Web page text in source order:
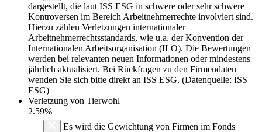
dargestellt, die laut ISS ESG in schwere oder sehr schwere
Kontroversen im Bereich Arbeitnehmerrechte involviert sind.
Hierzu zählen Verletzungen internationaler
Arbeitnehmerrechtsstandards, wie u.a. der Konvention der
Internationalen Arbeitsorganisation (ILO). Die Bewertungen
werden bei relevanten neuen Informationen oder mindestens
jährlich aktualisiert. Bei Rückfragen zu den Firmendaten
wenden Sie sich bitte direkt an ISS ESG. (Datenquelle: ISS
ESG)
Verletzung von Tierwohl
2.59%
Es wird die Gewichtung von Firmen im Fonds